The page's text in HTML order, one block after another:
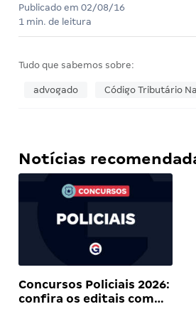
Publicado em 02/08/16
1 min. de leitura
Tudo que sabemos sobre:
advogado Código Tributário
Notícias
Concursos Policiais 2026:
confira os editais com…